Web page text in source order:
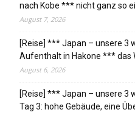
nach Kobe *** nicht ganz so
August 7, 2026
[Reise] *** Japan – unsere 3
Aufenthalt in Hakone *** das
August 6, 2026
[Reise] *** Japan – unsere 3
Tag 3: hohe Gebäude, eine